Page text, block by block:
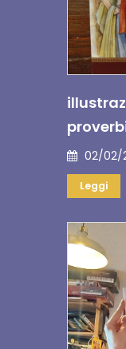
02/02/
Leggi